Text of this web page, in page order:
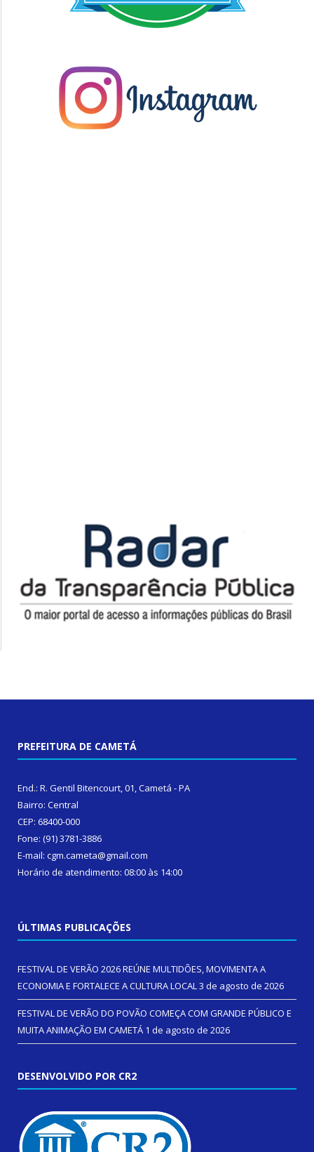
PREFEITURA DE CAMETÁ
End.: R. Gentil Bitencourt, 01, Cametá - PA
Bairro: Central
CEP: 68400-000
Fone: (91) 3781-3886
E-mail: cgm.cameta@gmail.com
Horário de atendimento: 08:00 às 14:00
ÚLTIMAS PUBLICAÇÕES
FESTIVAL DE VERÃO 2026 REÚNE MULTIDÕES, MOVIMENTA A
ECONOMIA E FORTALECE A CULTURA LOCAL3 de agosto de 2026
FESTIVAL DE VERÃO DO POVÃO COMEÇA COM GRANDE PÚBLICO E
MUITA ANIMAÇÃO EM CAMETÁ 1 de agosto de 2026
DESENVOLVIDO POR CR2